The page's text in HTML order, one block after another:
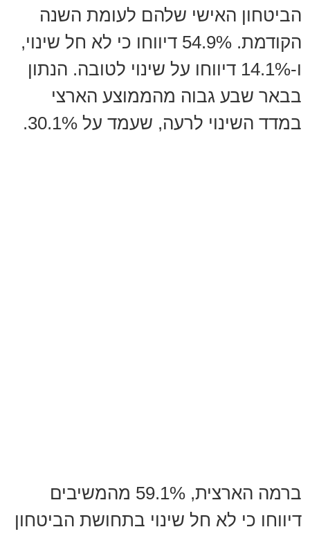
הביטחון האישי שלהם לעומת השנה
הקודמת. 54.9% דיווחו כי לא חל שינוי,
ו-14.1% דיווחו על שינוי לטובה. הנתון
בבאר שבע גבוה מהממוצע הארצי
במדד השינוי לרעה, שעמד על 30.1%.
ברמה הארצית, 59.1% מהמשיבים
דיווחו כי לא חל שינוי בתחושת הביטחון